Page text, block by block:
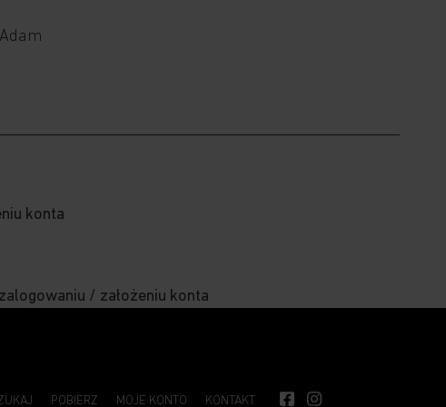
konta
/ założeniu konta
POBIERZ MOJE KONTO KONTAKT